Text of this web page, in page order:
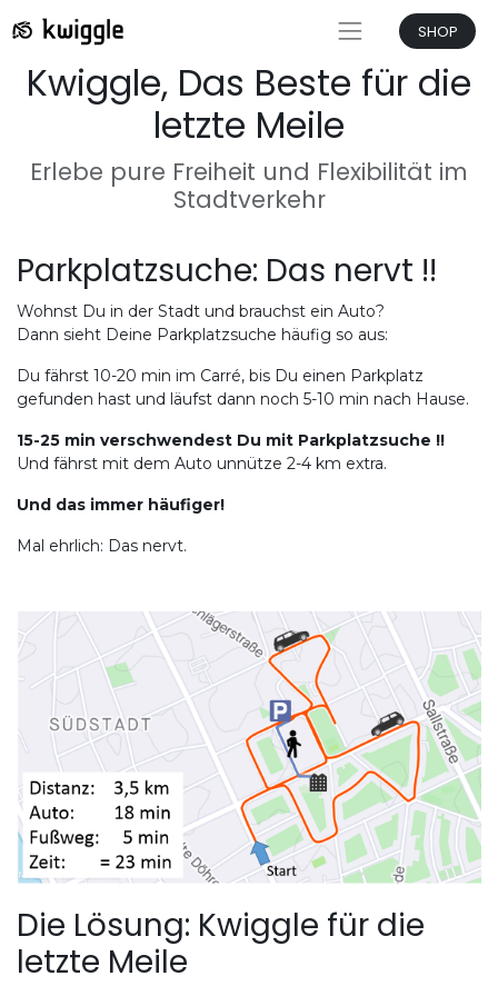
SHOP
Kwiggle, Das Beste für die
letzte Meile
Erlebe pure Freiheit und Flexibilität im
Stadtverkehr
Parkplatzsuche: Das nervt !!
Wohnst Du in der Stadt und brauchst ein Auto?
Dann sieht Deine Parkplatzsuche häufig so aus:
Du fährst 10-20 min im Carré, bis Du einen Parkplatz
gefunden hast und läufst dann noch 5-10 min nach Hause.
15-25 min verschwendest Du mit Parkplatzsuche !!
Und fährst mit dem Auto unnütze 2-4 km extra.
Und das immer häufiger!
Mal ehrlich: Das nervt.
Die Lösung: Kwiggle für die
letzte Meile